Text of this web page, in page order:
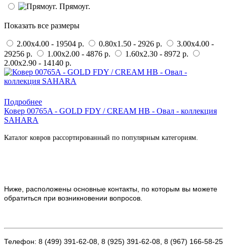
Прямоуг.
Показать все размеры
2.00x4.00 - 19504 р. 0.80x1.50 - 2926 р.
3.00x4.00 -
29256 р.
1.00x2.00 - 4876 р.
1.60x2.30 - 8972 р.
2.00x2.90 - 14140 р.
Подробнее
Ковер 00765A - GOLD FDY / CREAM HB - Овал - коллекция
SAHARA
Каталог ковров рассортированный по популярным категориям.
Ниже, расположены основные контакты, по которым вы можете
обратиться при возникновении вопросов.
Телефон: 8 (499) 391-62-08, 8 (925) 391-62-08, 8 (967) 166-58-25